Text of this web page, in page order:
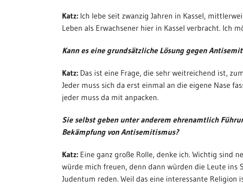
Katz: Ich lebe seit zwanzig Jahren in Kassel,
Leben als Erwachsener hier in Kassel verbracht. Ich
Kann es eine grundsätzliche Lösung gegen
Katz: Das ist eine Frage, die sehr weitreichend ist,
Jeder muss sich da erst einmal an die eigene Nase
jeder muss da mit anpacken.
Sie selbst geben unter anderem ehrenamtlich
Bekämpfung von Antisemitismus?
Katz: Eine ganz große Rolle, denke ich. Wichtig sind
würde mich freuen, denn dann würden die Leute ins
Judentum reden. Weil das eine interessante Religion